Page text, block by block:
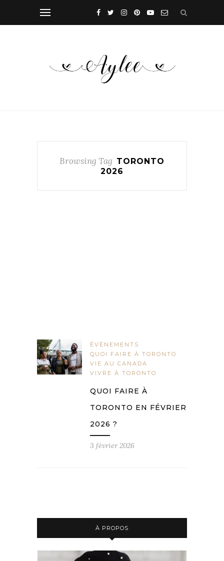
Browsing Tag TORONTO
2026
ÉVÈNEMENTS
QUOI FAIRE À TORONTO
VIE AU CANADA
VIVRE À TORONTO
QUOI FAIRE À
TORONTO EN FÉVRIER
2026 ?
3 février 2026
À PROPOS